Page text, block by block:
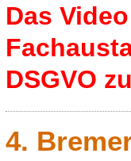
Das
DSGVO
4.